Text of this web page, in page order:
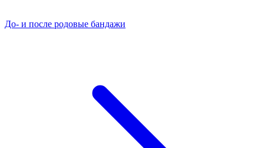
До- и после родовые бандажи